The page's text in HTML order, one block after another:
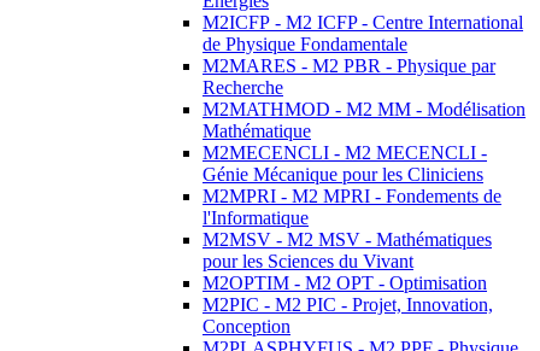
M2ICFP - M2 ICFP - Centre International
de Physique Fondamentale
M2MARES - M2 PBR - Physique par
Recherche
M2MATHMOD - M2 MM - Modélisation
Mathématique
M2MECENCLI - M2 MECENCLI -
Génie Mécanique pour les Cliniciens
M2MPRI - M2 MPRI - Fondements de
l'Informatique
M2MSV - M2 MSV - Mathématiques
pour les Sciences du Vivant
M2OPTIM - M2 OPT - Optimisation
M2PIC - M2 PIC - Projet, Innovation,
Conception